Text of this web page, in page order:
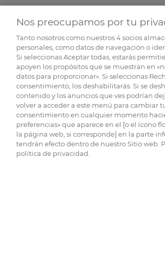
Nos preocupamos por tu
Tanto nosotros como nuestros4socios
personales, como datos de navegación o
Si seleccionas Aceptar todas, estarás
apoyen los propósitos que se muestran en
datos para proporcionar». Si seleccionas
consentimiento, los deshabilitarás. Si se
contenido y los anuncios que ves podrían
volver a acceder a este menú para cambiar
consentimiento en cualquier momento
preferencias» que aparece en el [o el ícono
la página web, si corresponde] en la parte
tendrán efecto dentro de nuestro Sitio web.
política de privacidad.